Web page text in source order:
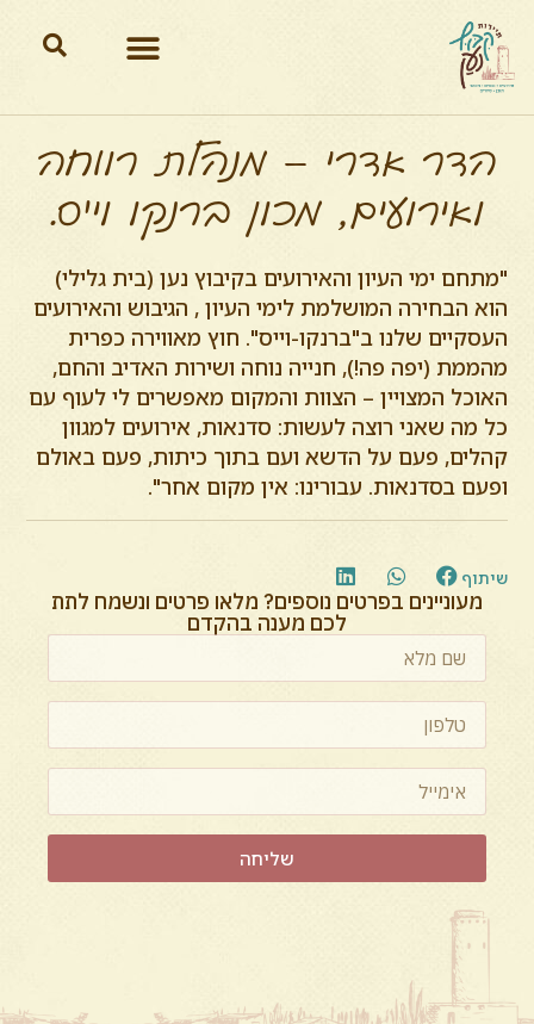
הדר אדרי – מנהלת רווחה
ואירועים, מכון ברנקו וייס.
"מתחם ימי העיון והאירועים בקיבוץ נען (בית גלילי)
הוא הבחירה המושלמת לימי העיון , הגיבוש והאירועים
העסקיים שלנו ב"ברנקו-וייס". חוץ מאווירה כפרית
מהממת (יפה פה!), חנייה נוחה ושירות האדיב והחם,
האוכל המצויין – הצוות והמקום מאפשרים לי לעוף עם
כל מה שאני רוצה לעשות: סדנאות, אירועים למגוון
קהלים, פעם על הדשא ועם בתוך כיתות, פעם באולם
ופעם בסדנאות. עבורינו: אין מקום אחר".
שיתוף
מעוניינים בפרטים נוספים? מלאו פרטים ונשמח לתת
לכם מענה בהקדם
שליחה